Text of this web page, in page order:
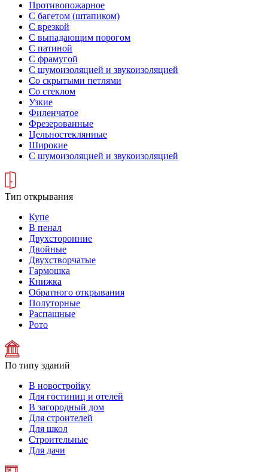
Противопожарное
С багетом (штапиком)
С врезкой
С выпадающим порогом
С патиной
С фрамугой
С шумоизоляцией и звукоизоляцией
Со скрытыми петлями
Со стеклом
Узкие
Филенчатое
Фрезерованные
Цельностеклянные
Широкие
С шумоизоляцией и звукоизоляцией
Тип открывания
Купе
В пенал
Двухсторонние
Двойные
Двухстворчатые
Гармошка
Книжка
Обратного открывания
Полуторные
Распашные
Рото
По типу зданий
В новостройку
Для гостиниц и отелей
В загородный дом
Для строителей
Для школ
Строительные
Для дачи